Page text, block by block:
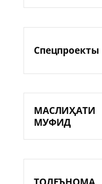
Спецпроекты
МАСЛИҲАТИ
МУФИД